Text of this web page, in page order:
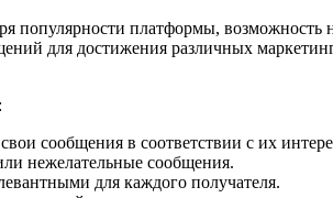
популярности платформы,
для достижения различных
сообщения в соответствии с их
нежелательные сообщения.
для каждого получателя.